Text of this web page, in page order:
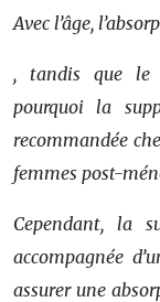
Avec l’âge,
, tandis que le
pourquoi la
recommandée
femmes post-
Cependant, la
accompagnée
assurer une